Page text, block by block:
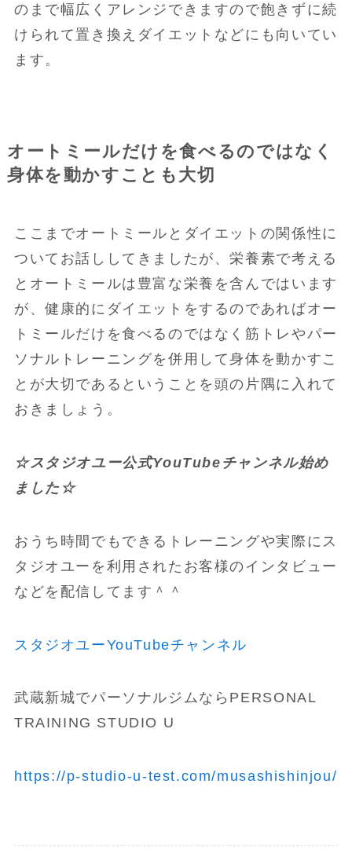
のまで幅広くアレンジできますので飽きずに続
けられて置き換えダイエットなどにも向いてい
ます。
オートミールだけを食べるのではなく
身体を動かすことも大切
ここまでオートミールとダイエットの関係性に
ついてお話ししてきましたが、栄養素で考える
とオートミールは豊富な栄養を含んではいます
が、健康的にダイエットをするのであればオー
トミールだけを食べるのではなく筋トレやパー
ソナルトレーニングを併用して身体を動かすこ
とが大切であるということを頭の片隅に入れて
おきましょう。
☆スタジオユー公式YouTubeチャンネル始め
ました☆
おうち時間でもできるトレーニングや実際にス
タジオユーを利用されたお客様のインタビュー
などを配信してます＾＾
スタジオユーYouTubeチャンネル
武蔵新城でパーソナルジムならPERSONAL
TRAINING STUDIO U
https://p-studio-u-test.com/musashishinjou/